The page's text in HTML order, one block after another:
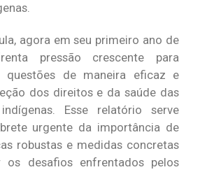
agora em seu primeiro ano de
pressão crescente para
questões de maneira eficaz e
dos direitos e da saúde das
Esse relatório serve
urgente da importância de
robustas e medidas concretas
os desafios enfrentados pelos